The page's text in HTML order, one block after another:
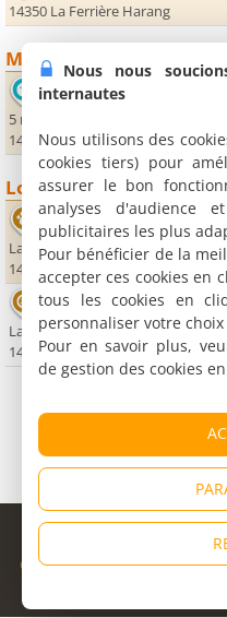
14350 La Ferrière Harang
Musées
Musée de la Percée du Bocage
5 rue du 19 Mars 1962
14350 Saint-Martin des Besaces
Loisirs
Zoo de Jurques
La Butte
14260 Jurques
Skyparc Viaduc de la
La Ferrière Harang
14350 Carville
©
Cybevasion|Mentions légales
Nous nous
internautes
Nous utilisons des
cookies tiers) pour
assurer le bon
analyses d'audience
publicitaires les plus
Pour bénéficier de la
accepter ces cookies en
tous les cookies en
personnaliser votre
Pour en savoir plus,
de gestion des cookies